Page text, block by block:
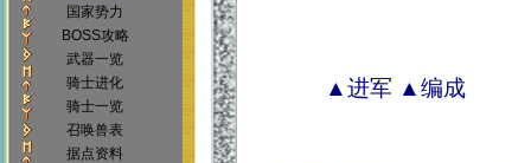
▲进军 ▲编成
国家势力
BOSS攻略
武器一览
骑士进化
骑士一览
召唤兽表
据点资料